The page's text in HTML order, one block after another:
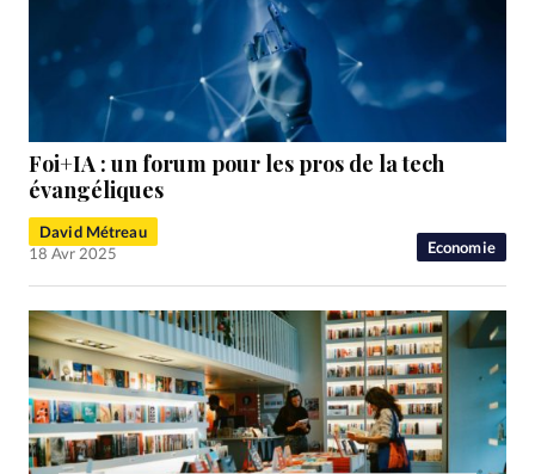
Economie
Foi+IA : un forum pour les pros de la tech
évangéliques
David Métreau
18 Avr 2025